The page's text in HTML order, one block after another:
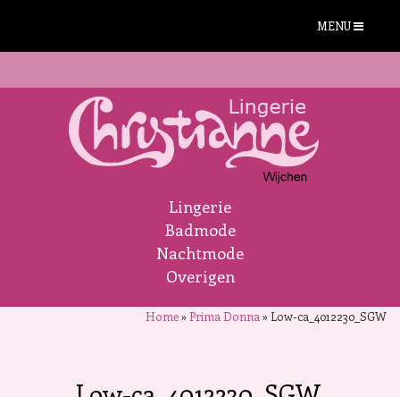
MENU
Lingerie
Badmode
Nachtmode
Overigen
Home»Prima Donna »Low-ca_4012230_SGW